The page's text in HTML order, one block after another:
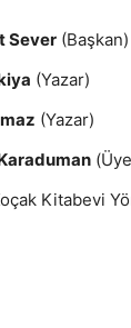
Sever (Başkan)
(Yazar)
(Yazar)
Kitabevi